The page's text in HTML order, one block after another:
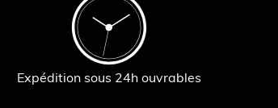
Expédition sous 24h ouvrables